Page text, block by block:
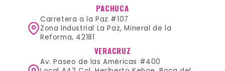
PACHUCA
Carretera a la Paz #107
Zona Industrial La Paz, Mineral de la
Reforma, 42181
VERACRUZ
Av. Paseo de las Américas #400